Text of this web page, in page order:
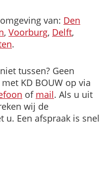
van: Den
, Voorburg, Delft,
.
tussen? Geen
KD BOUW op via
of mail. Als u uit
wij de
u. Een afspraak is snel